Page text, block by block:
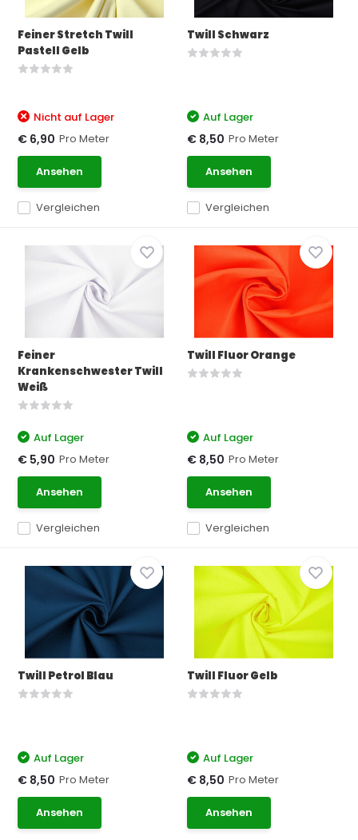
Feiner Stretch Twill
Pastell Gelb
Vergleichen
Nicht auf Lager
€ 6,90 Pro Meter
Ansehen
Twill Schwarz
Vergleichen
Auf Lager
€ 8,50 Pro Meter
Ansehen
Feiner
Krankenschwester Twill
Weiß
Vergleichen
Auf Lager
€ 5,90 Pro Meter
Ansehen
Twill Fluor Orange
Vergleichen
Auf Lager
€ 8,50 Pro Meter
Ansehen
Twill Petrol Blau
Auf Lager
€ 8,50 Pro Meter
Ansehen
Twill Fluor Gelb
Auf Lager
€ 8,50 Pro Meter
Ansehen